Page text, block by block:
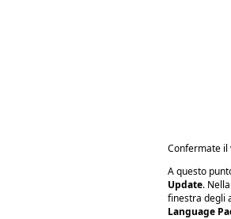
Confermate il
A questo
Update.
finestra degli
Language